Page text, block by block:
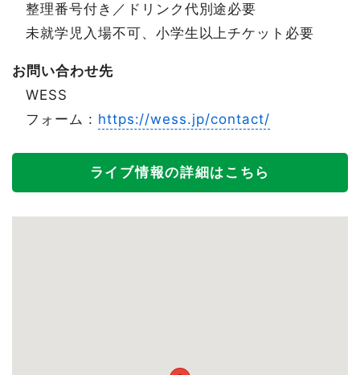
整理番号付き／ドリンク代別途必要
未就学児入場不可、小学生以上チケット必要
お問い合わせ先
WESS
フォーム : https://wess.jp/contact/
ライブ情報の詳細はこちら